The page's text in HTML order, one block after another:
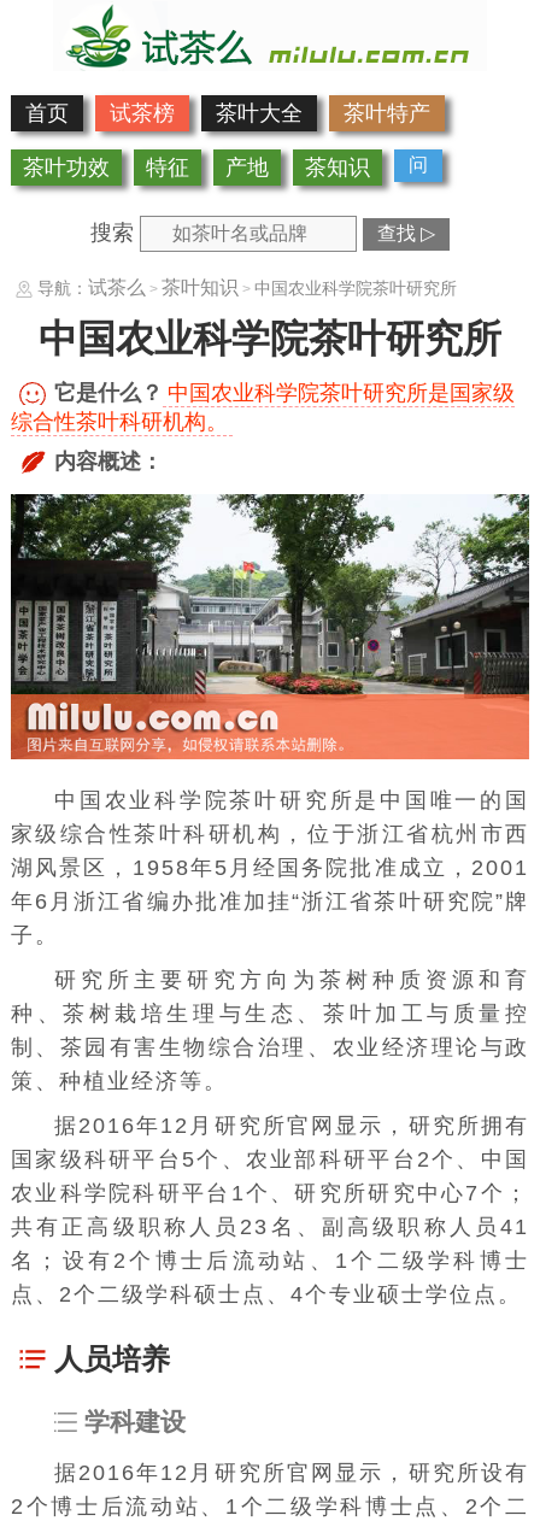
首页 试茶榜 茶叶大全 茶叶特产
茶叶功效 特征 产地 茶知识 问
搜索 查找 ▷
导航： 试茶么 > 茶叶知识 > 中国农业科学院茶叶研究所
中国农业科学院茶叶研究所
它是什么？ 中国农业科学院茶叶研究所是国家级
综合性茶叶科研机构。
内容概述：
中国农业科学院茶叶研究所是中国唯一的国
家级综合性茶叶科研机构，位于浙江省杭州市西
湖风景区
，1958年5月经 国务院批准成立，2001
年6月浙江省编办批准加挂“浙江省茶叶研究院”牌
子。
研究所主要研究方向为茶树种质资源和育
种、茶树栽培生理与生态、茶叶加工与质量控
制、茶园有害生物综合治理、农业经济理论与政
策、种植业经济等。
据2016年12月研究所官网显示，研究所拥有
国家级科研平台5个、农业部科研平台2个、中国
农业科学院科研平台1个、研究所研究中心7个；
共有正高级职称人员23名、副高级职称人员41
名；设有2个博士后流动站、1个二级学科博士
点、2个二级学科硕士点、4个专业硕士学位点。
人员培养
学科建设
据2016年12月研究所官网显示，研究所设有
2个博士后流动站、1个二级学科博士点、2个二